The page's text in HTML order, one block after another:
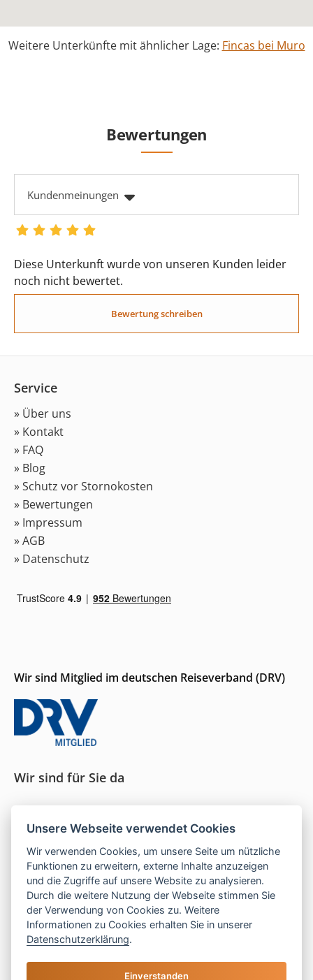
Weitere Unterkünfte mit ähnlicher Lage: Fincas bei Muro
Bewertungen
Kundenmeinungen
Diese Unterkunft wurde von unseren Kunden leider
noch nicht bewertet.
Bewertung schreiben
Service
» Über uns
» Kontakt
» FAQ
» Blog
» Schutz vor Stornokosten
» Bewertungen
» Impressum
» AGB
» Datenschutz
Wir sind Mitglied im deutschen Reiseverband (DRV)
Wir sind für Sie da
das, was wirklich passt.
Mo–Do: 9–16 Uhr |Fr:9–13 Uhr
Telefon:05121 208 990
E-Mail: hallo@las-islas-reisen.de
Unsere Webseite verwendet Cookies
Wir verwenden Cookies, um unsere Seite um nützliche
Funktionen zu erweitern, externe Inhalte anzuzeigen
und die Zugriffe auf unsere Website zu analysieren.
Durch die weitere Nutzung der Webseite stimmen Sie
der Verwendung von Cookies zu. Weitere
Informationen zu Cookies erhalten Sie in unserer
Datenschutzerklärung.
Einverstanden